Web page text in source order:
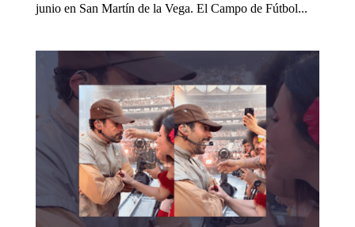
junio en San Martín de la Vega. El Campo de Fútbol...